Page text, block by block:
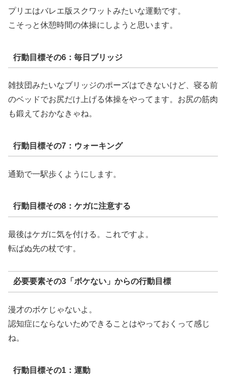
プリエはバレエ版スクワットみたいな運動です。
こそっと休憩時間の体操にしようと思います。
行動目標その6：毎日ブリッジ
雑技団みたいなブリッジのポーズはできないけど、寝る前
のベッドでお尻だけ上げる体操をやってます。お尻の筋肉
も鍛えておかなきゃね。
行動目標その7：ウォーキング
通勤で一駅歩くようにします。
行動目標その8：ケガに注意する
最後はケガに気を付ける。これですよ。
転ばぬ先の杖です。
必要要素その3「ボケない」からの行動目標
漫才のボケじゃないよ。
認知症にならないためできることはやっておくって感じ
ね。
行動目標その1：運動